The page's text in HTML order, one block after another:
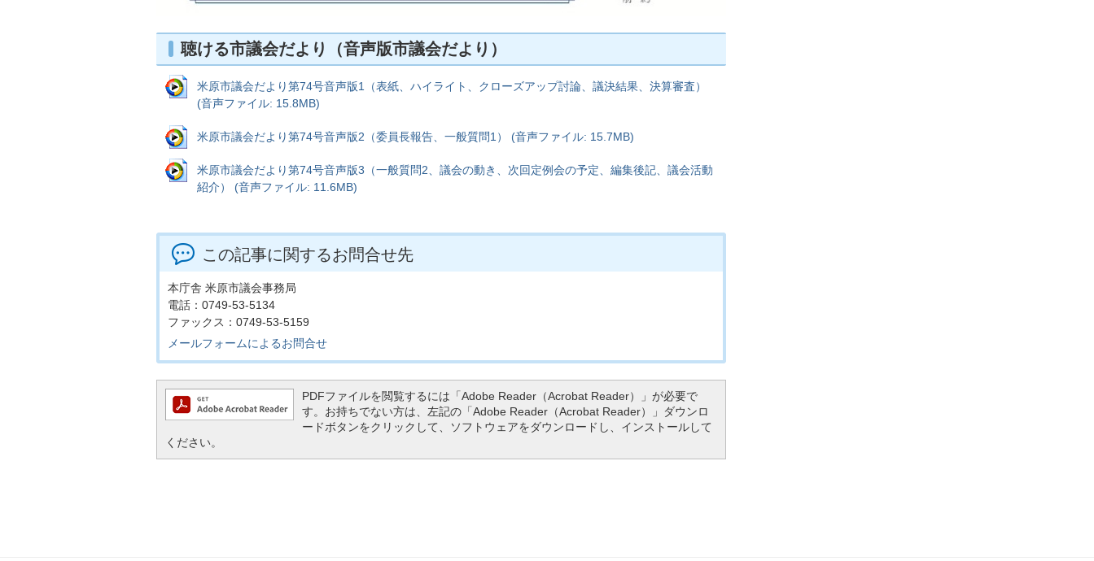
聴ける市議会だより（音声版市議会だより）
米原市議会だより第74号音声版1（表紙、ハイライト、クローズアップ討論、議決結果、決算審査）
(音声ファイル: 15.8MB)
米原市議会だより第74号音声版2（委員長報告、一般質問1） (音声ファイル: 15.7MB)
米原市議会だより第74号音声版3（一般質問2、議会の動き、次回定例会の予定、編集後記、議会活動
紹介） (音声ファイル: 11.6MB)
この記事に関するお問合せ先
本庁舎 米原市議会事務局
電話：0749-53-5134
ファックス：0749-53-5159
メールフォームによるお問合せ
PDFファイルを閲覧するには「Adobe Reader（Acrobat Reader）」が必要で
す。お持ちでない方は、左記の「Adobe Reader（Acrobat Reader）」ダウンロ
ードボタンをクリックして、ソフトウェアをダウンロードし、インストールして
ください。